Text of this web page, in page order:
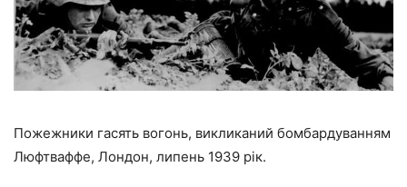
Пожежники гасять вогонь, викликаний бомбардуванням
Люфтваффе, Лондон, липень 1939 рік.